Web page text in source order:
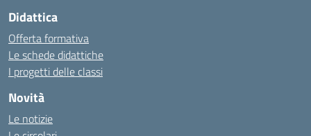
Didattica
Offerta formativa
Le schede didattiche
I progetti delle classi
Novità
Le notizie